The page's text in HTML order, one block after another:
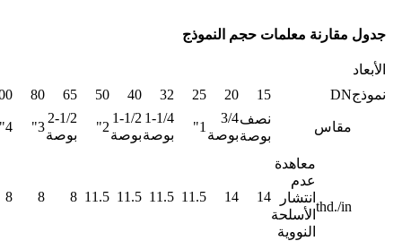
جدول مقارنة معلمات حجم النموذج
الأبعاد
نموذجDN
15
20
25
32
40
50
65
80
مقاس
نصف
بوصة
3/4
بوصة
1"
1-1/4
بوصة
1-1/2
بوصة
2"
2-1/2
بوصة
3"
4"
thd./in
معاهدة
عدم
انتشار
الأسلحة
النووية
14
14
11.5
11.5
11.5
11.5
8
8
8